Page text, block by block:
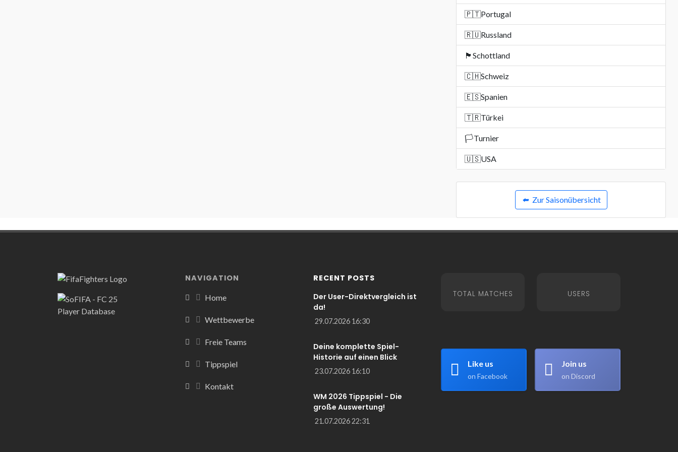
🇵🇹Portugal
🇷🇺Russland
🏴󠁧󠁢󠁳󠁣󠁴󠁿 Schottland
🇨🇭Schweiz
🇪🇸Spanien
🇹🇷Türkei
🏳️Turnier
🇺🇸USA
⬅️ Zur Saisonübersicht
NAVIGATION
Home
Wettbewerbe
Freie Teams
Tippspiel
Kontakt
RECENT POSTS
Der User-Direktvergleich ist
da!
29.07.2026 16:30
Deine komplette Spiel-
Historie auf einen Blick
23.07.2026 16:10
WM 2026 Tippspiel - Die
große Auswertung!
21.07.2026 22:31
TOTAL MATCHES USERS
Like us
on Facebook
Join us
on Discord